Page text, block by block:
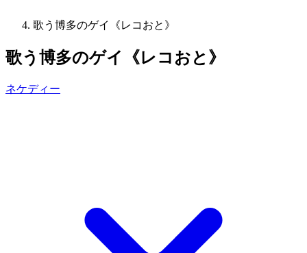
歌う博多のゲイ《レコおと》
歌う博多のゲイ《レコおと》
ネケディー